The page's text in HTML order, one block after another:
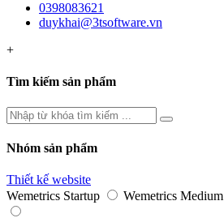
0398083621
duykhai@3tsoftware.vn
+
Tìm kiếm sản phẩm
Nhóm sản phẩm
Thiết kế website
Wemetrics Startup
Wemetrics Medium